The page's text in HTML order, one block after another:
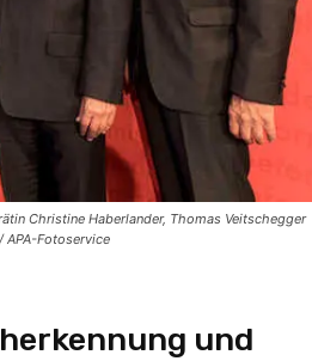
Christine Haberlander, Thomas Veitschegger
APA-Fotoservice
und